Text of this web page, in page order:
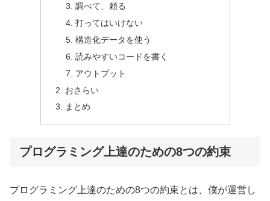
調べて、頼る
打ってはいけない
構造化データを使う
読みやすいコードを書く
アウトプット
おさらい
まとめ
プログラミング上達のための8つの約束
プログラミング上達のための8つの約束とは、僕が運営し